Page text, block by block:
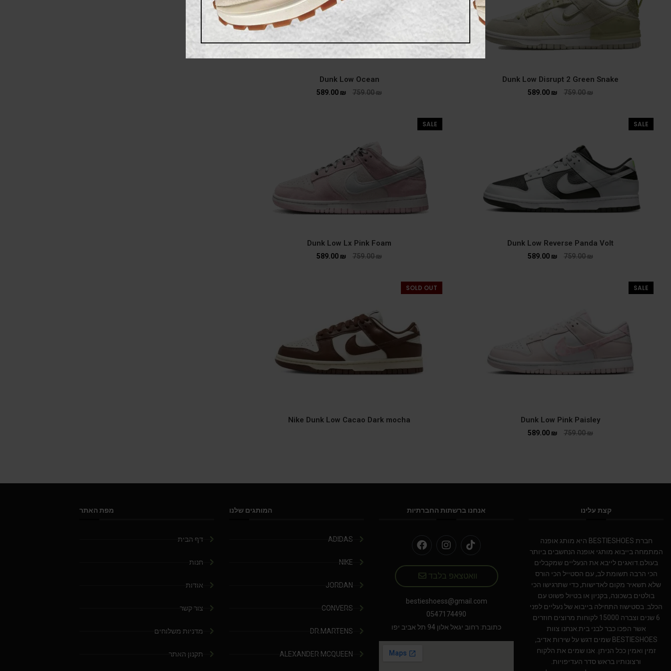
Dunk Low Disrupt 2 Green Snake
759.00₪
589.00 ₪
Dunk Low Ocean
759.00₪
589.00 ₪
SALE
Dunk Low Reverse Panda Volt
759.00₪
589.00 ₪
SALE
Dunk Low Lx Pink Foam
759.00₪
589.00 ₪
SALE
Dunk Low Pink Paisley
759.00₪
589.00 ₪
SOLD OUT
Nike Dunk Low Cacao Dark mocha
קצת עלינו
חברת BESTIESHOES היא מותג אופנה
המתמחה בייבוא מותגי אופנה הנחשבים ביותר
בעולם.דואגים לייבא את הנעליים שמקבלים
הכי הרבה תשומת לב, עם הסטייל הכי הורס
שלא תשאיר מקום לאדישות, כדי שתרגישו הכי
בולטים בשכונה, בקניון או בטיול פשוט עם
הכלב. בסטישוז התחילה בייבוא של נעליים לפני
6 שנים וצברה 15000 לקוחות מרוצים חוזרים
אשר הפכו כבר לבני בית.אנחנו צוות
BESTIESHOES שמים דגש על שירות אדיב,
זמין ואמין ככל הניתן. אנו שמים את הלקוח
ורצונותיו בראש סדר העדיפויות.
אנחנו ברשתות החברתיות
וואטצאפ בלבד
bestieshoess@gmail.com
0547174490
כתובת: רחוב יגאל אלון 94 תל אביב יפו
המותגים שלנו
ADIDAS
NIKE
JORDAN
CONVERS
DR.MARTENS
ALEXANDER MCQUEEN
מפת האתר
דף הבית
חנות
אודות
צור קשר
מדניות משלוחים
תקנון האתר